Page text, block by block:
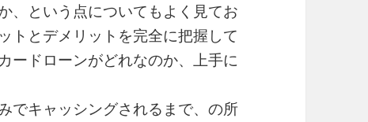
、という点についてもよく見てお
トとデメリットを完全に把握して
ードローンがどれなのか、上手に
でキャッシングされるまで、の所